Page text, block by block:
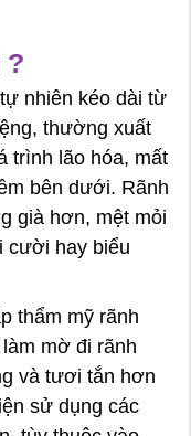
?
nhiên kéo dài từ
thường xuất
trình lão hóa, mất
bên dưới. Rãnh
già hơn, mệt mỏi
cười hay biểu
thẩm mỹ rãnh
mờ đi rãnh
và tươi tắn hơn
sử dụng các